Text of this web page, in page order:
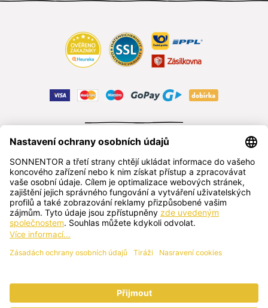
čeština
SONNENTOR s.r.o.
Příhon 943, 696 15 Čejkovice, Česká republika
+420 518 362 687 sonnentor@sonnentor.cz